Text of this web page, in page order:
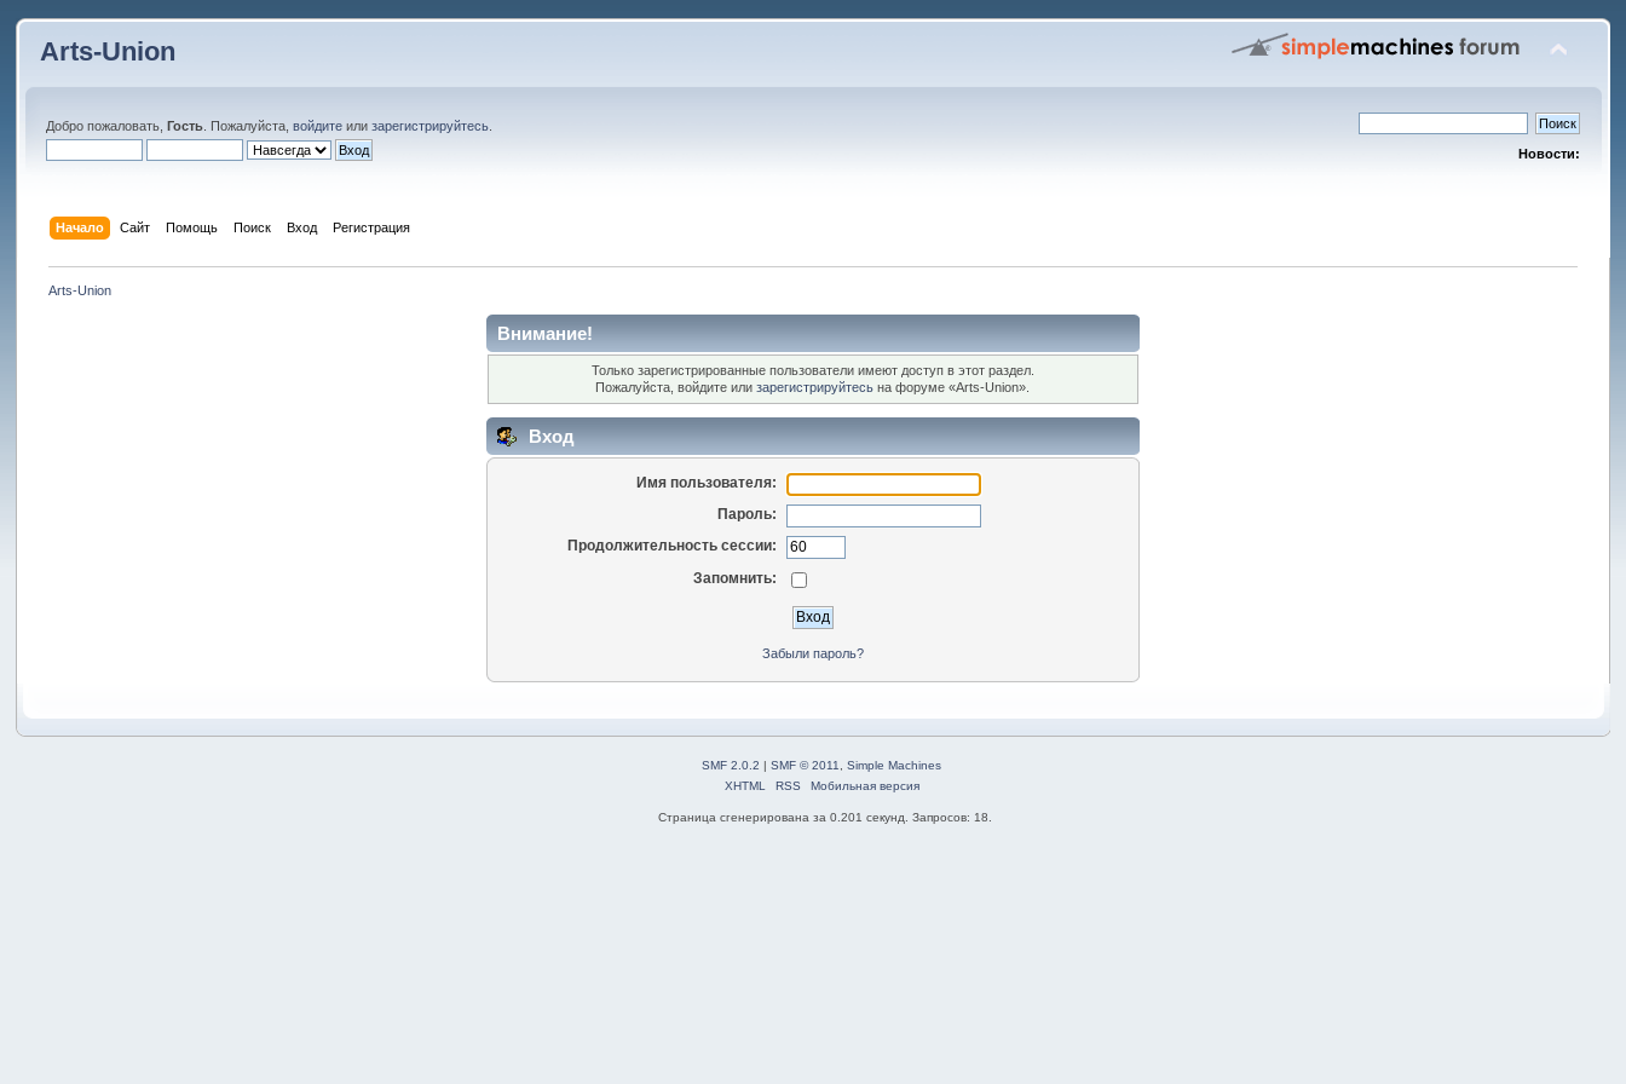
Arts-Union
Добро пожаловать,Гость . Пожалуйста,войдите илизарегистрируйтесь
Новости:
Начало Сайт Помощь Поиск Вход Регистрация
Arts-Union
Внимание!
Только зарегистрированные пользователи имеют доступ в этот раздел.
Пожалуйста, войдите илизарегистрируйтесь на форуме «Arts-Union».
Вход
Имя пользователя:
Пароль:
Продолжительность сессии:
Запомнить:
Забыли пароль?
SMF 2.0.2 |SMF © 2011 ,Simple Machines
XHTML
RSS Мобильная версия
Страница сгенерирована за 0.201 секунд. Запросов: 18.